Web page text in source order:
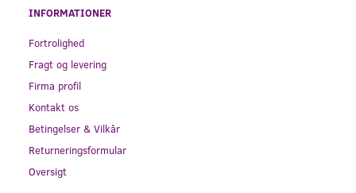
INFORMATIONER
Fortrolighed
Fragt og levering
Firma profil
Kontakt os
Betingelser & Vilkår
Returneringsformular
Oversigt